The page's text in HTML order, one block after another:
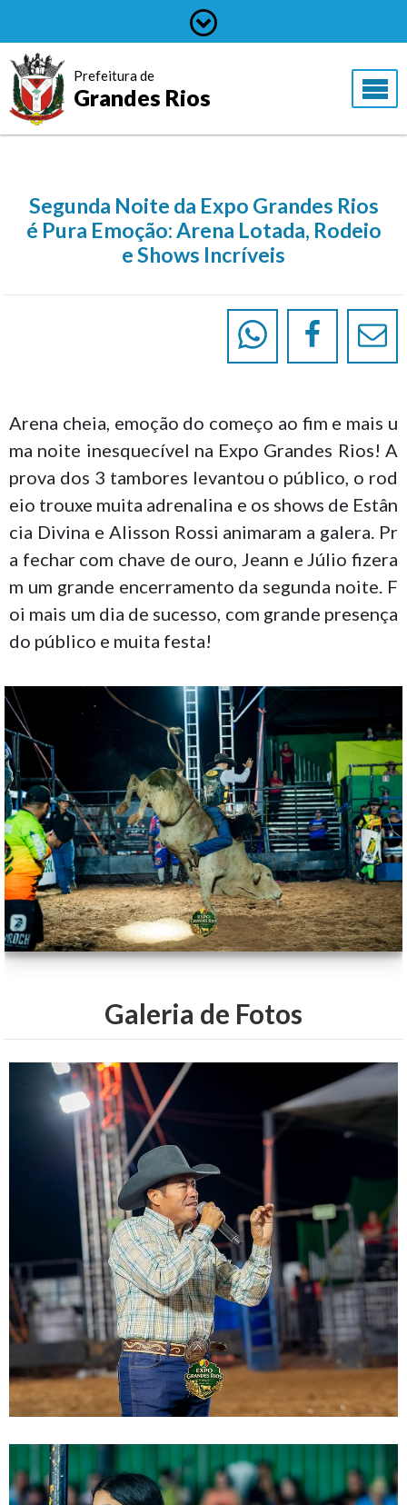
Prefeitura de
Grandes Rios
Segunda Noite da Expo Grandes Rios
é Pura Emoção: Arena Lotada, Rodeio
e Shows Incríveis
Arena cheia, emoção do começo ao fim e mais u
ma noite inesquecível na Expo Grandes Rios! A
prova dos 3 tambores levantou o público, o rod
eio trouxe muita adrenalina e os shows de Estân
cia Divina e Alisson Rossi animaram a galera. Pr
a fechar com chave de ouro, Jeann e Júlio fizera
m um grande encerramento da segunda noite. F
oi mais um dia de sucesso, com grande presença
do público e muita festa!
Galeria de Fotos